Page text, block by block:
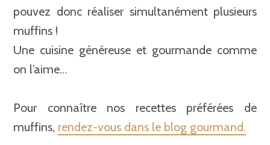
pouvez donc réaliser simultanément plusieurs
muffins !
Une cuisine généreuse et gourmande comme
on l’aime…
Pour connaître nos recettes préférées de
muffins, rendez-vous dans le blog gourmand.